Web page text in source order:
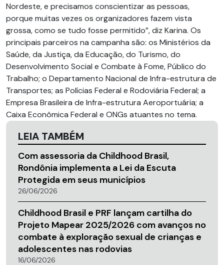
Nordeste, e precisamos conscientizar as pessoas,
porque muitas vezes os organizadores fazem vista
grossa, como se tudo fosse permitido”, diz Karina. Os
principais parceiros na campanha são: os Ministérios da
Saúde, da Justiça, da Educação, do Turismo, do
Desenvolvimento Social e Combate à Fome, Público do
Trabalho; o Departamento Nacional de Infra-estrutura de
Transportes; as Polícias Federal e Rodoviária Federal; a
Empresa Brasileira de Infra-estrutura Aeroportuária; a
Caixa Econômica Federal e ONGs atuantes no tema.
LEIA TAMBÉM
Com assessoria da Childhood Brasil,
Rondônia implementa a Lei da Escuta
Protegida em seus municípios
26/06/2026
Childhood Brasil e PRF lançam cartilha do
Projeto Mapear 2025/2026 com avanços no
combate à exploração sexual de crianças e
adolescentes nas rodovias
16/06/2026